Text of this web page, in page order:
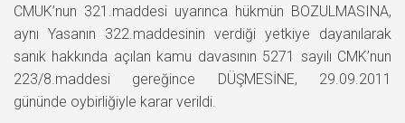
CMUK’nun 321.maddesi uyarınca hükmün BOZULMASINA,
aynı Yasanın 322.maddesinin verdiği yetkiye dayanılarak
sanık hakkında açılan kamu davasının 5271 sayılı CMK’nun
223/8.maddesi gereğince DÜŞMESİNE, 29.09.2011
gününde oybirliğiyle karar verildi.